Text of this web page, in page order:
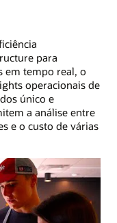
para
em tempo real, o
operacionais de
único e
a análise entre
e o custo de várias